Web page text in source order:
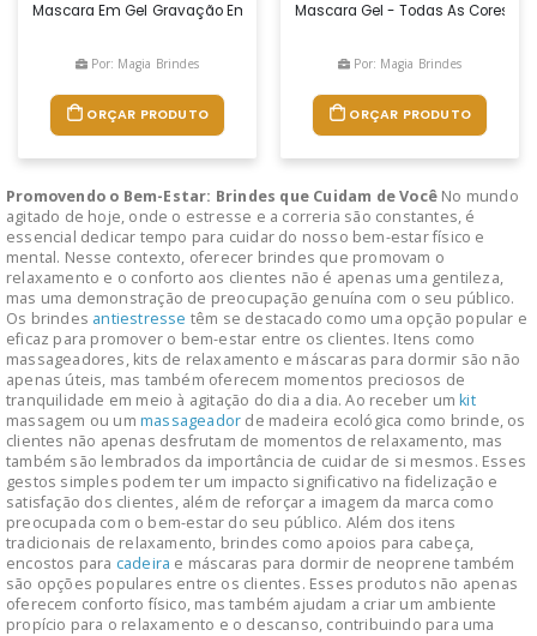
Mascara Em Gel Gravação Em Serigrafia, Modelo Mascara E Tapa
Por: Magia Brindes
ORÇAR PRODUTO
Mascara Gel - Todas As Cores
Por: Magia Brindes
ORÇAR PRODUTO
Promovendo o Bem-Estar: Brindes que Cuidam de Você No mundo
agitado de hoje, onde o estresse e a correria são constantes, é
essencial dedicar tempo para cuidar do nosso bem-estar físico e
mental. Nesse contexto, oferecer brindes que promovam o
relaxamento e o conforto aos clientes não é apenas uma gentileza,
mas uma demonstração de preocupação genuína com o seu público.
Os brindes antiestresse têm se destacado como uma opção popular e
eficaz para promover o bem-estar entre os clientes. Itens como
massageadores, kits de relaxamento e máscaras para dormir são não
apenas úteis, mas também oferecem momentos preciosos de
tranquilidade em meio à agitação do dia a dia. Ao receber umkit
massagem ou um massageador de madeira ecológica como brinde, os
clientes não apenas desfrutam de momentos de relaxamento, mas
também são lembrados da importância de cuidar de si mesmos. Esses
gestos simples podem ter um impacto significativo na fidelização e
satisfação dos clientes, além de reforçar a imagem da marca como
preocupada com o bem-estar do seu público. Além dos itens
tradicionais de relaxamento, brindes como apoios para cabeça,
encostos para cadeira e máscaras para dormir de neoprene também
são opções populares entre os clientes. Esses produtos não apenas
oferecem conforto físico, mas também ajudam a criar um ambiente
propício para o relaxamento e o descanso, contribuindo para uma